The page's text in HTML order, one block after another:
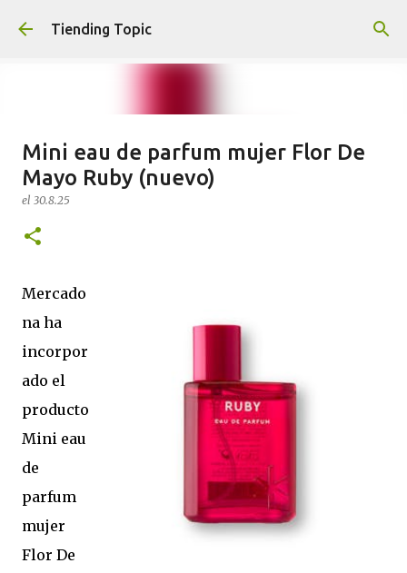
Ir al contenido principal
Tiending Topic
Maquillaje fluido Hydra Deliplus
210 cappuccino (nuevo)
el24.9.25
Mini eau de parfum mujer Flor De
Mayo Ruby (nuevo)
el 30.8.25
Mercado
na ha
incorpor
ado el
producto
Mini eau
de
parfum
mujer
Flor De